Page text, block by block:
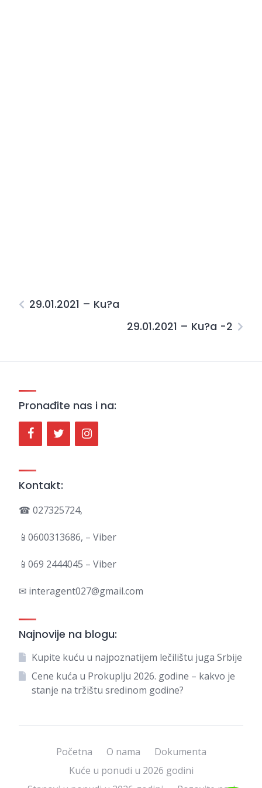
29.01.2021 – Ku?a
29.01.2021 – Ku?a -2
Pronađite nas i na:
Kontakt:
☎ 027325724,
📱0600313686, – Viber
📱069 2444045 – Viber
✉ interagent027@gmail.com
Najnovije na blogu:
Kupite kuću u najpoznatijem lečilištu juga Srbije
Cene kuća u Prokuplju 2026. godine – kakvo je
stanje na tržištu sredinom godine?
Početna O nama
Dokumenta
Kuće u ponudi u 2026 godini